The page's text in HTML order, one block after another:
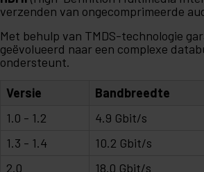
verzenden van ongecomprimeerde
Met behulp van TMDS-technologie
geëvolueerd naar een complexe
ondersteunt.
Versie
Bandbreedte
1.0 - 1.2
4.9 Gbit/s
1.3 - 1.4
10.2 Gbit/s
2.0
18.0 Gbit/s